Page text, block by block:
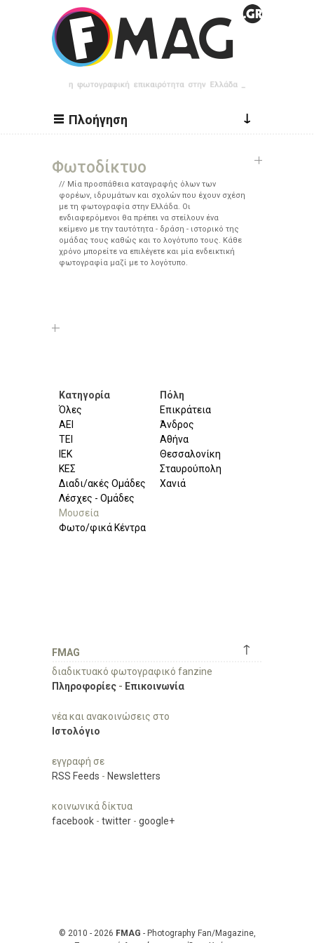
Παράκαμψη προς το κυρίως περιεχόμενο
Πλοήγηση ↓
Φωτοδίκτυο
Μία προσπάθεια καταγραφής όλων των
φορέων, ιδρυμάτων και σχολών που έχουν σχέση
με τη φωτογραφία στην Ελλάδα. Οι
ενδιαφερόμενοι θα πρέπει να στείλουν ένα
κείμενο με την ταυτότητα - δράση - ιστορικό της
ομάδας τους καθώς και το λογότυπο τους. Κάθε
χρόνο μπορείτε να επιλέγετε και μία ενδεικτική
φωτογραφία μαζί με το λογότυπο.
Κατηγορία
Όλες
ΑΕΙ
ΤΕΙ
ΙΕΚ
ΚΕΣ
Διαδι/ακές Ομάδες
Λέσχες - Ομάδες
Μουσεία
Φωτο/φικά Κέντρα
Πόλη
Επικράτεια
Άνδρος
Αθήνα
Θεσσαλονίκη
Σταυρούπολη
Χανιά
↑
FMAG
διαδικτυακό φωτογραφικό fanzine
Πληροφορίες - Επικοινωνία
νέα και ανακοινώσεις στο
Ιστολόγιο
εγγραφή σε
RSS Feeds - Newsletters
κοινωνικά δίκτυα
facebook - twitter - google+
© 2010 - 2026 FMAG - Photography Fan/Magazine,